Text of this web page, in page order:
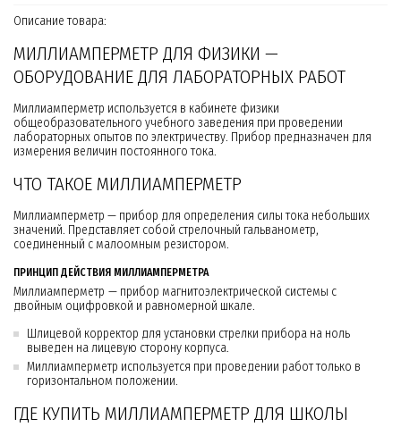
Описание товара:
МИЛЛИАМПЕРМЕТР ДЛЯ ФИЗИКИ —
ОБОРУДОВАНИЕ ДЛЯ ЛАБОРАТОРНЫХ РАБОТ
Миллиамперметр используется в кабинете физики
общеобразовательного учебного заведения при проведении
лабораторных опытов по электричеству. Прибор предназначен для
измерения величин постоянного тока.
ЧТО ТАКОЕ МИЛЛИАМПЕРМЕТР
Миллиамперметр — прибор для определения силы тока небольших
значений. Представляет собой стрелочный гальванометр,
соединенный с малоомным резистором.
ПРИНЦИП ДЕЙСТВИЯ МИЛЛИАМПЕРМЕТРА
Миллиамперметр — прибор магнитоэлектрической системы с
двойным оцифровкой и равномерной шкале.
Шлицевой корректор для установки стрелки прибора на ноль
выведен на лицевую сторону корпуса.
Миллиамперметр используется при проведении работ только в
горизонтальном положении.
ГДЕ КУПИТЬ МИЛЛИАМПЕРМЕТР ДЛЯ ШКОЛЫ